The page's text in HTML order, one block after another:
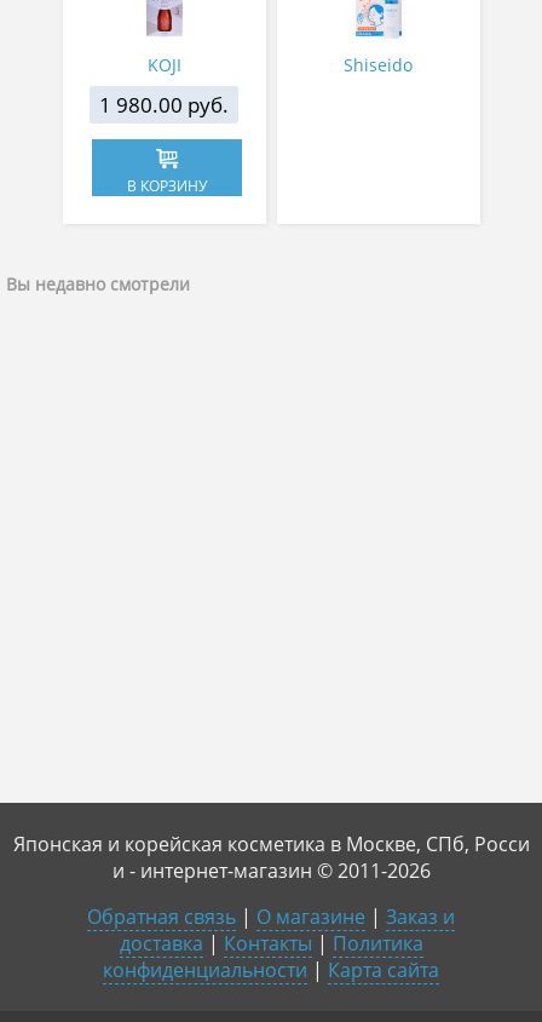
KOJI
1 980.00 руб.
В КОРЗИНУ
Shiseido
Вы недавно смотрели
Японская и корейская косметика в Москве, СПб, Росси
и - интернет-магазин © 2011-2026
Обратная связь | О магазине | Заказ и
доставка | Контакты | Политика
конфиденциальности | Карта сайта